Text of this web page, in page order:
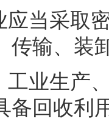
当采取
传输、装
业生产
备回收利